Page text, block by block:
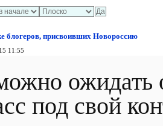
блогеров, присвоивших Новороссию
11:55
ожидать
под свой